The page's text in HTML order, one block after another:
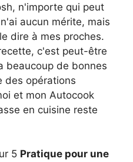
n'importe qui peut
aucun mérite, mais
dire à mes proches.
c'est peut-être
beaucoup de bonnes
des opérations
et mon Autocook
en cuisine reste
5 Pratique pour une